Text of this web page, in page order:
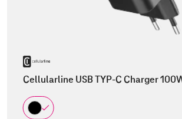
Cellularline USB TYP-C Charger